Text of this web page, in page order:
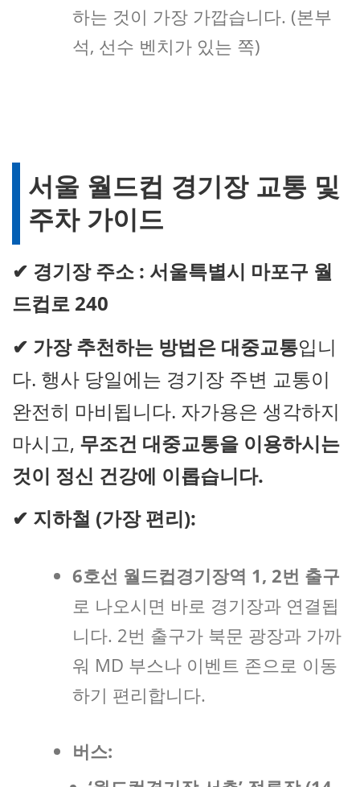
하는 것이 가장 가깝습니다. (본부
석, 선수 벤치가 있는 쪽)
서울 월드컵 경기장 교통 및
주차 가이드
✔ 경기장 주소 : 서울특별시 마포구 월
드컵로 240
✔ 가장 추천하는 방법은 대중교통입니
다. 행사 당일에는 경기장 주변 교통이
완전히 마비됩니다. 자가용은 생각하지
마시고, 무조건 대중교통을 이용하시는
것이 정신 건강에 이롭습니다.
✔ 지하철 (가장 편리):
6호선 월드컵경기장역 1, 2번 출구
로 나오시면 바로 경기장과 연결됩
니다. 2번 출구가 북문 광장과 가까
워 MD 부스나 이벤트 존으로 이동
하기 편리합니다.
버스: